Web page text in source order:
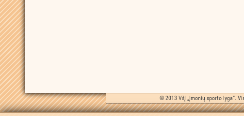
© 2013 VšĮ „Įmonių sporto lyga“.